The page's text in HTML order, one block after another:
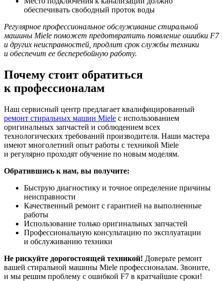
обеспечивать свободный проток воды
Регулярное профессиональное обслуживание стиральной
машины Miele поможет предотвратить появление ошибки F7
и других неисправностей, продлит срок службы техники
и обеспечит ее бесперебойную работу.
Почему стоит обратиться
к профессионалам
Наш сервисный центр предлагает квалифицированный
ремонт стиральных машин Miele с использованием
оригинальных запчастей и соблюдением всех
технологических требований производителя. Наши мастера
имеют многолетний опыт работы с техникой Miele
и регулярно проходят обучение по новым моделям.
Обратившись к нам, вы получите:
Быструю диагностику и точное определение причины
неисправности
Качественный ремонт с гарантией на выполненные
работы
Использование только оригинальных запчастей
Профессиональную консультацию по эксплуатации
и обслуживанию техники
Не рискуйте дорогостоящей техникой! Доверьте ремонт
вашей стиральной машины Miele профессионалам. Звоните,
и мы решим проблему с ошибкой F7 в кратчайшие сроки!